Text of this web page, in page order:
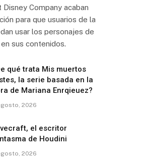
Company acaban
para que usuarios de la
usar los personajes de
sus contenidos.
qué trata Mis muertos
la serie basada en la
de Mariana Enrqieuez?
2026
el escritor
de Houdini
2026